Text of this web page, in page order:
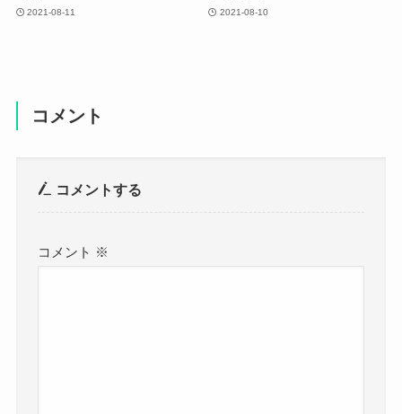
2021-08-11 2021-08-10
コメント
コメントする
コメント ※